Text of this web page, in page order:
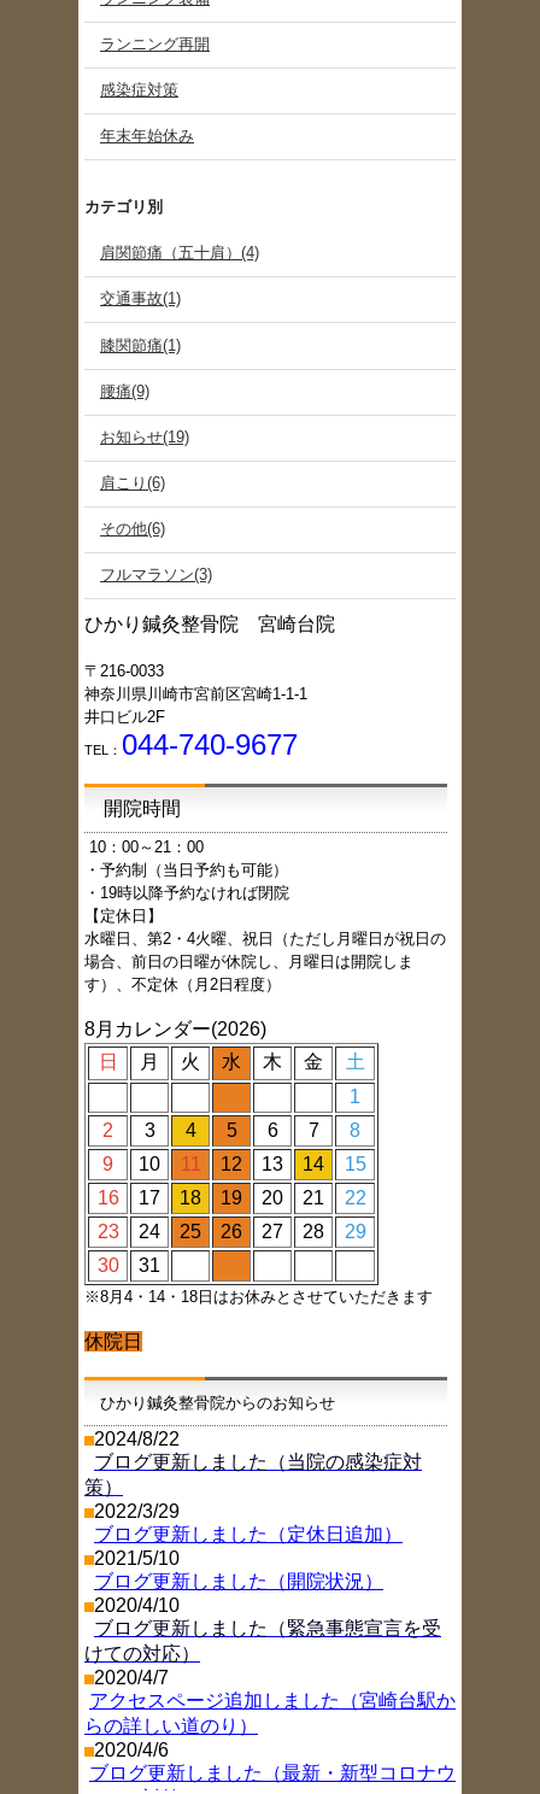
ランニング再開
感染症対策
年末年始休み
カテゴリ別
肩関節痛（五十肩）(4)
交通事故(1)
膝関節痛(1)
腰痛(9)
お知らせ(19)
肩こり(6)
その他(6)
フルマラソン(3)
ひかり鍼灸整骨院 宮崎台院
〒216-0033
神奈川県川崎市宮前区宮崎1-1-1
井口ビル2F
TEL： 044-740-9677
開院時間
10：00～21：00
・予約制（当日予約も可能）
・19時以降予約なければ閉院
【定休日】
水曜日、第2・4火曜、祝日（ただし月曜日が祝日の
場合、前日の日曜が休院し、月曜日は開院しま
す）、不定休（月2日程度）
8月カレンダー(2026)
日
月 火 水 木 金
土
1
2
3 4 5 6 7
8
9
10 11 12 13 14
15
16
17 18 19 20 21
22
23
24 25 26 27 28
29
30
31
※8月4・14・18日はお休みとさせていただきます
休院日
ひかり鍼灸整骨院からのお知らせ
2024/8/22
ブログ更新しました（当院の感染症対
策）
2022/3/29
ブログ更新しました（定休日追加）
2021/5/10
ブログ更新しました（開院状況）
2020/4/10
ブログ更新しました（緊急事態宣言を受
けての対応）
2020/4/7
アクセスページ追加しました（宮崎台駅か
らの詳しい道のり）
2020/4/6
ブログ更新しました（最新・新型コロナウ